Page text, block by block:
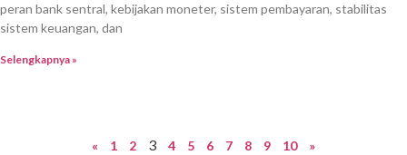
peran bank sentral, kebijakan moneter, sistem pembayaran, stabilitas
sistem keuangan, dan
Selengkapnya »
« 1 2 3 4 5 6 7 8 9 10 »